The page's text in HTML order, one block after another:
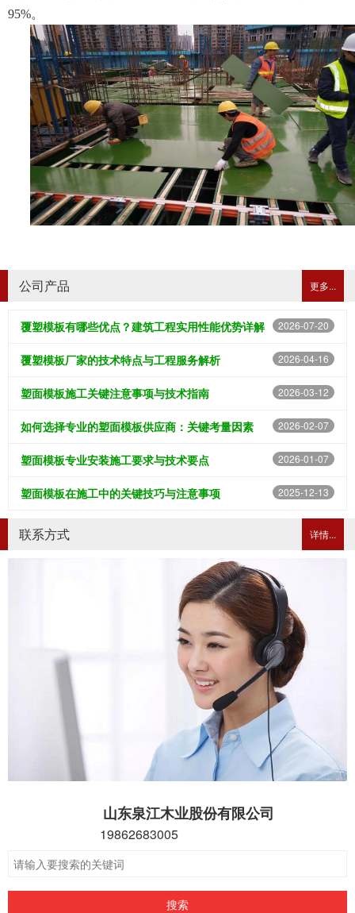
95%。
更多...
公司产品
2026-07-20
覆塑模板有哪些优点？建筑工程实用性能优势详解
2026-04-16
覆塑模板厂家的技术特点与工程服务解析
2026-03-12
塑面模板施工关键注意事项与技术指南
2026-02-07
如何选择专业的塑面模板供应商：关键考量因素
2026-01-07
塑面模板专业安装施工要求与技术要点
2025-12-13
塑面模板在施工中的关键技巧与注意事项
详情...
联系方式
山东泉江木业股份有限公司
19862683005